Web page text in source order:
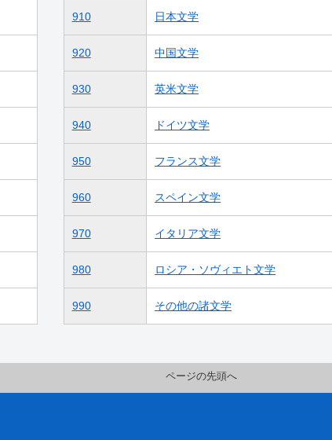
910 日本文学
920 中国文学
930 英米文学
940 ドイツ文学
950 フランス文学
960 スペイン文学
970 イタリア文学
980 ロシア・ソヴィエト文学
990 その他の諸文学
ページの先頭へ